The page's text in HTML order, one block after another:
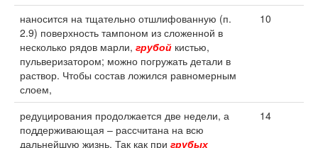
наносится на тщательно отшлифованную (п.
2.9) поверхность тампоном из сложенной в
несколько рядов марли, грубой кистью,
пульверизатором; можно погружать детали в
раствор. Чтобы состав ложился равномерным
слоем,
10
редуцирования продолжается две недели, а
поддерживающая – рассчитана на всю
дальнейшую жизнь. Так как при грубых
14